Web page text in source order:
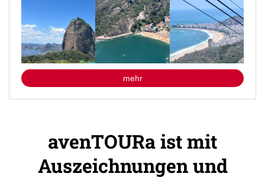
mehr
avenTOURa ist mit
Auszeichnungen und